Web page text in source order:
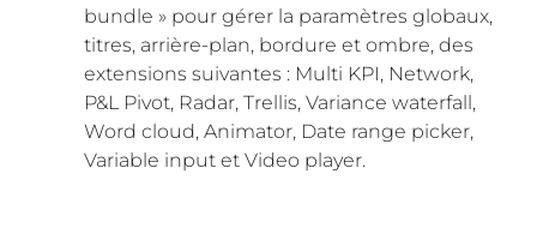
bundle » pour gérer la paramètres globaux,
titres, arrière-plan, bordure et ombre, des
extensions suivantes : Multi KPI, Network,
P&L Pivot, Radar, Trellis, Variance waterfall,
Word cloud, Animator, Date range picker,
Variable input et Video player.